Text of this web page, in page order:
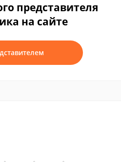
представителя
на сайте